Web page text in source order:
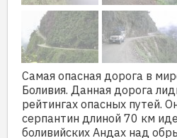
Самая опасная дорога в
Боливия. Данная дорога
рейтингах опасных путей.
серпантин длиной 70 км
боливийских Андах над